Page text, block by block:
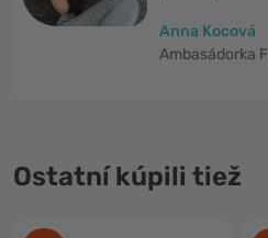
Anna Kocová
Ambasádorka
Ostatní kúpili tiež